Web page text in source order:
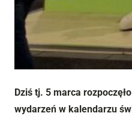
Dziś tj. 5 marca
wydarzeń w kalendarzu